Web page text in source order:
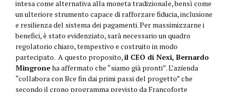
intesa come alternativa alla moneta tradizionale, bensì come
un ulteriore strumento capace di rafforzare fiducia, inclusione
e resilienza del sistema dei pagamenti. Per massimizzarne i
benefici, è stato evidenziato, sarà necessario un quadro
regolatorio chiaro, tempestivo e costruito in modo
partecipato. A questo proposito,il CEO di Nexi, Bernardo
Mingroneha affermato che “siamo già pronti”. L’azienda
“collabora con Bce fin dai primi passi del progetto” che
secondo il crono programma previsto da Francoforte